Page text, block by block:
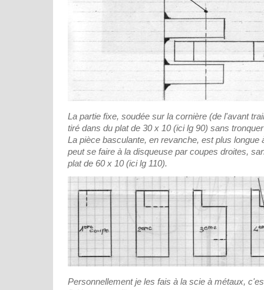
La partie fixe, soudée sur la cornière (de l'avant
tiré dans du plat de 30 x 10 (ici lg 90) sans
La pièce basculante, en revanche, est plus longue
peut se faire à la disqueuse par coupes droites,
plat de 60 x 10 (ici lg 110).
Personnellement je les fais à la scie à métaux,